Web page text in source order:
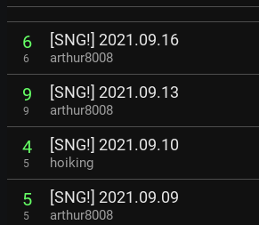
6
6
[SNG!] 2021.09.16
arthur8008
9
9
[SNG!] 2021.09.13
arthur8008
4
5
[SNG!] 2021.09.10
hoiking
5
5
[SNG!] 2021.09.09
arthur8008